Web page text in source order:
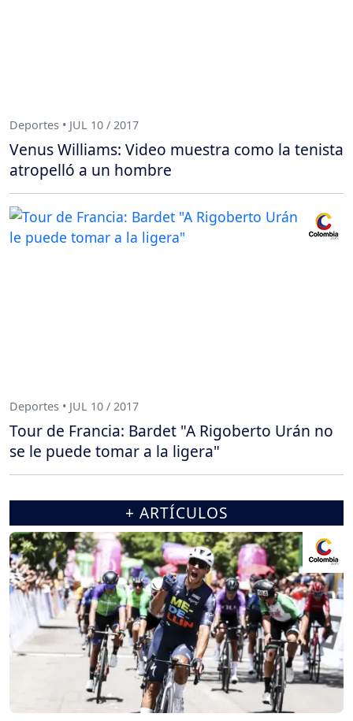
Deportes • JUL 10 / 2017
Venus Williams: Video muestra como la tenista
atropelló a un hombre
Deportes • JUL 10 / 2017
Tour de Francia: Bardet "A Rigoberto Urán no
se le puede tomar a la ligera"
+ ARTÍCULOS